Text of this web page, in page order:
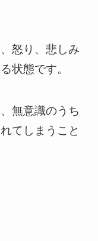
怒り、悲しみ
状態です。
無意識のうち
てしまうこと